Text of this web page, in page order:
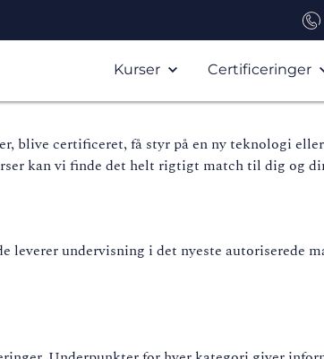
Kurser Certificeringer
blive certificeret, få styr på en ny teknologi
kan vi finde det helt rigtigt match til dig og
leverer undervisning i det nyeste autoriserede